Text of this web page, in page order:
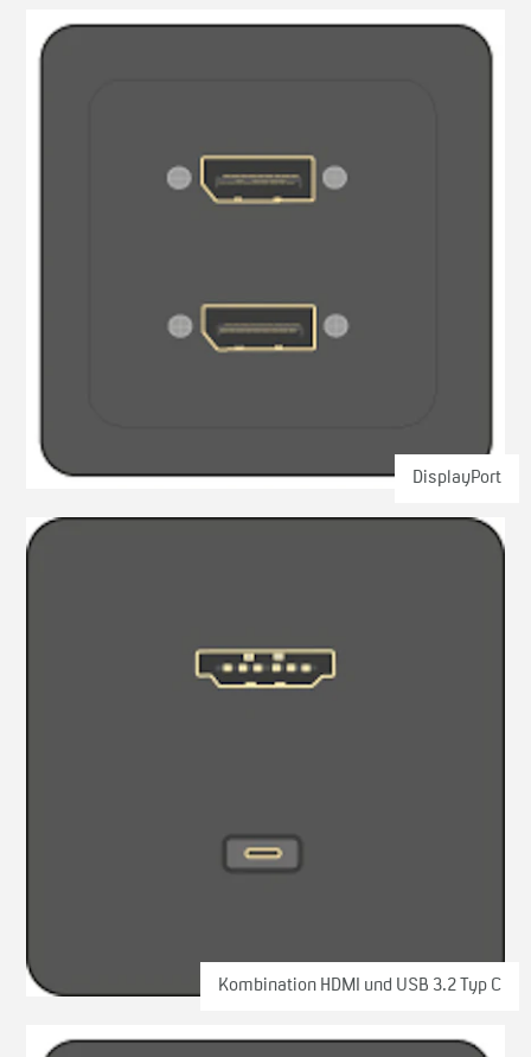
DisplayPort
Kombination HDMI und USB 3.2 Typ C